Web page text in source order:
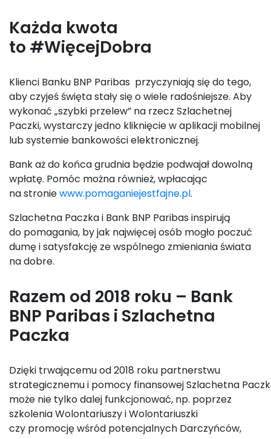
Każda kwota
to #WięcejDobra
Klienci Banku BNP Paribas przyczyniają się do tego,
aby czyjeś święta stały się o wiele radośniejsze. Aby
wykonać „szybki przelew” na rzecz Szlachetnej
Paczki, wystarczy jedno kliknięcie w aplikacji mobilnej
lub systemie bankowości elektronicznej.
Bank aż do końca grudnia będzie podwajał dowolną
wpłatę. Pomóc można również, wpłacając
na stroniewww.pomaganiejestfajne.pl.
Szlachetna Paczka i Bank BNP Paribas inspirują
do pomagania, by jak najwięcej osób mogło poczuć
dumę i satysfakcję ze wspólnego zmieniania świata
na dobre.
Razem od 2018 roku – Bank
BNP Paribas i Szlachetna
Paczka
Dzięki trwającemu od 2018 roku partnerstwu
strategicznemu i pomocy finansowej Szlachetna
może nie tylko dalej funkcjonować, np. poprzez
szkolenia Wolontariuszy i Wolontariuszki
czy promocję wśród potencjalnych Darczyńców,